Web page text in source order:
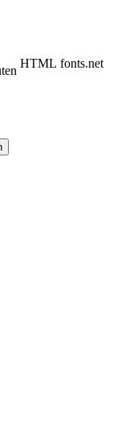
HTML fonts.net